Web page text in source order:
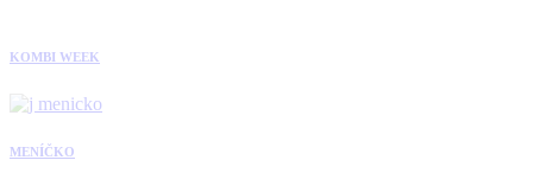
KOMBI WEEK
MENÍČKO